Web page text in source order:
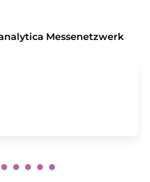
Messenetzwerk